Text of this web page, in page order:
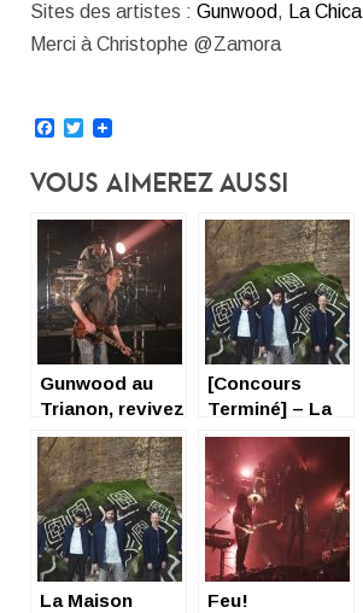
Sites des artistes : Gunwood, La Chica
Merci à Christophe @Zamora
Facebook
Twitter
Vous Aimerez Aussi
Gunwood au
Trianon, revivez
ce concert
étourdissant
[Concours
Terminé] – La
Maison Tellier –
Gagnez 2
places pour
leur concert du
20/03 à Paul B
La Maison
Feu!